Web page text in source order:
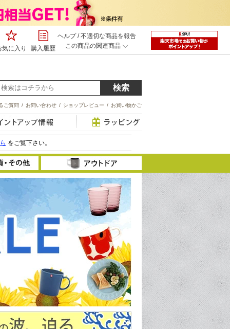
気に入り 購入履歴
ヘルプ/不適切な商品を報告
この商品の関連商品
お買い物かご
/
ショップレビュー
/
お問い合わせ
/
ご質問
をご覧下さい。
ク
雑貨
調理器具
食器・カトラリー
ツール
水筒・ボトル
クーラーボックス
ファニチャー
テント・タープ
アクセサリー
寝袋
ライト・ランタン
バッグ